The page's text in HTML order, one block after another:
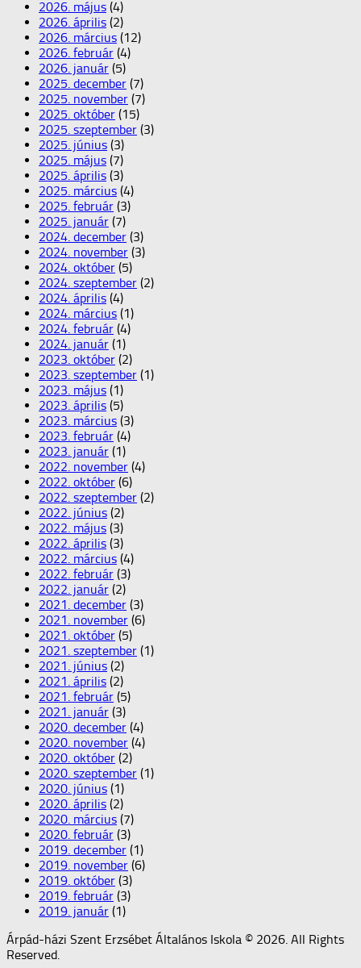
2026. május (4)
2026. április (2)
2026. március (12)
2026. február (4)
2026. január (5)
2025. december (7)
2025. november (7)
2025. október (15)
2025. szeptember (3)
2025. június (3)
2025. május (7)
2025. április (3)
2025. március (4)
2025. február (3)
2025. január (7)
2024. december (3)
2024. november (3)
2024. október (5)
2024. szeptember (2)
2024. április (4)
2024. március (1)
2024. február (4)
2024. január (1)
2023. október (2)
2023. szeptember (1)
2023. május (1)
2023. április (5)
2023. március (3)
2023. február (4)
2023. január (1)
2022. november (4)
2022. október (6)
2022. szeptember (2)
2022. június (2)
2022. május (3)
2022. április (3)
2022. március (4)
2022. február (3)
2022. január (2)
2021. december (3)
2021. november (6)
2021. október (5)
2021. szeptember (1)
2021. június (2)
2021. április (2)
2021. február (5)
2021. január (3)
2020. december (4)
2020. november (4)
2020. október (2)
2020. szeptember (1)
2020. június (1)
2020. április (2)
2020. március (7)
2020. február (3)
2019. december (1)
2019. november (6)
2019. október (3)
2019. február (3)
2019. január (1)
Árpád-házi Szent Erzsébet Általános Iskola © 2026. All Rights
Reserved.